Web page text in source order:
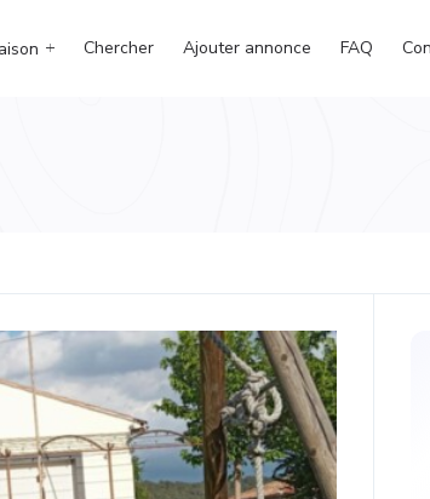
Chercher Ajouter annonce FAQ